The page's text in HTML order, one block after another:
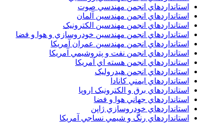
استانداردهاي انجمن مهندسي صوت
استانداردهاي انجمن مهندسين آلمان
استانداردهاي انجمن مهندسين الکترونيک
استانداردهاي انجمن مهندسين خودروسازي و هوا و فضا
استانداردهاي انجمن مهندسين عمران آمريکا
استانداردهاي انجمن نفت و پتروشيمي آمريکا
استانداردهاي انجمن هسته اي آمريکا
استانداردهاي انجمن هيدروليک
استانداردهاي ايمني کانادا
استانداردهاي برق و الکترونبک اروپا
استانداردهاي جهاني هوا و فضا
استانداردهاي خودروسازي ژاپن
استانداردهاي رنگ و شيمي نساجي آمريکا